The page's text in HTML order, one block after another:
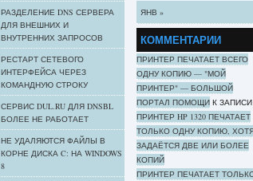
ЯНВ »
КОММЕНТАРИИ
ПРИНТЕР ПЕЧАТАЕТ ВСЕГО
ОДНУ КОПИЮ — "МОЙ
ПРИНТЕР" — БОЛЬШОЙ
ПОРТАЛ ПОМОЩИ К ЗАПИСИ
ПРИНТЕР HP 1320 ПЕЧАТАЕТ
ТОЛЬКО ОДНУ КОПИЮ,
ЗАДАЁТСЯ ДВЕ ИЛИ БОЛЕЕ
КОПИЙ
ПРИНТЕР ПЕЧАТАЕТ
РАЗДЕЛЕНИЕ DNS СЕРВЕРА
ДЛЯ ВНЕШНИХ И
ВНУТРЕННИХ ЗАПРОСОВ
РЕСТАРТ СЕТЕВОГО
ИНТЕРФЕЙСА ЧЕРЕЗ
КОМАНДНУЮ СТРОКУ
СЕРВИС DUL.RU ДЛЯ DNSBL
БОЛЕЕ НЕ РАБОТАЕТ
НЕ УДАЛЯЮТСЯ ФАЙЛЫ В
КОРНЕ ДИСКА C: НА WINDOWS
8